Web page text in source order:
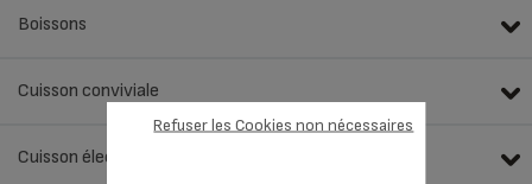
Boissons
Cuisson conviviale
Cuisson électrique
Refuser les Cookies non nécessaires